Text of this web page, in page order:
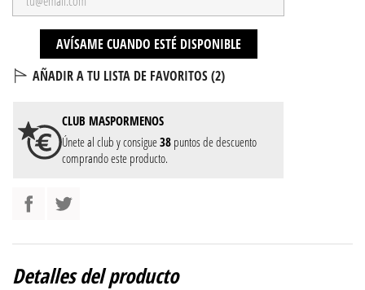
AVÍSAME CUANDO ESTÉ DISPONIBLE
AÑADIR A TU LISTA DE FAVORITOS (2)
CLUB MASPORMENOS
Únete al club y consigue38 puntos de descuento
comprando este producto.
Detalles del producto